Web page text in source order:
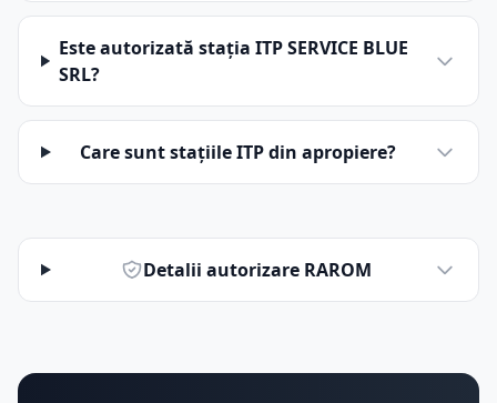
Este autorizată stația ITP SERVICE BLUE
SRL?
Care sunt stațiile ITP din apropiere?
Detalii autorizare RAROM